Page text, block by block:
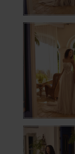
5
6